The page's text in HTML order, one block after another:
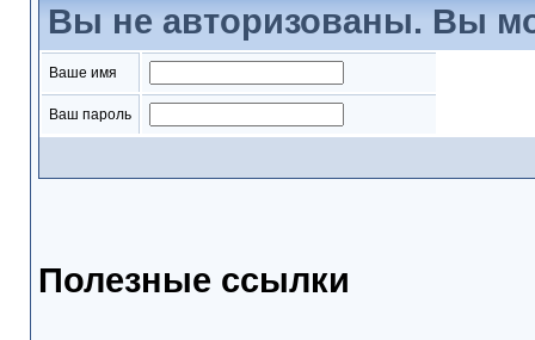
Вы не авторизованы. Вы
Ваше имя
Ваш пароль
Полезные ссылки